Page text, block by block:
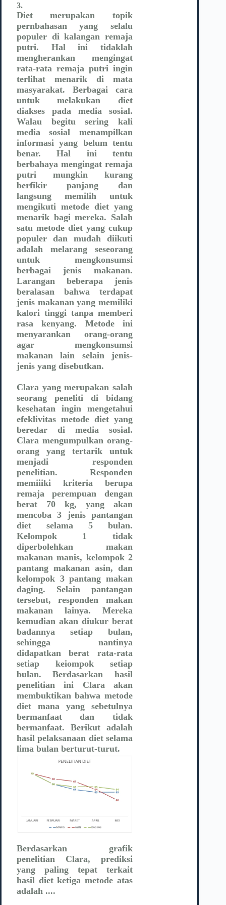
3.
Diet merupakan topik
pernbahasan yang selalu
populer di kalangan remaja
putri. Hal ini tidaklah
mengherankan mengingat
rata-rata remaja putri ingin
terlihat menarik di mata
masyarakat. Berbagai cara
untuk melakukan diet
diakses pada media sosial.
Walau begitu sering kali
media sosial menampilkan
informasi yang belum tentu
benar. Hal ini tentu
berbahaya mengingat remaja
putri mungkin kurang
berfikir panjang dan
langsung memilih untuk
mengikuti metode diet yang
menarik bagi mereka. Salah
satu metode diet yang cukup
populer dan mudah diikuti
adalah melarang seseorang
untuk mengkonsumsi
berbagai jenis makanan.
Larangan beberapa jenis
beralasan bahwa terdapat
jenis makanan yang memiliki
kalori tinggi tanpa memberi
rasa kenyang. Metode ini
menyarankan orang-orang
agar mengkonsumsi
makanan lain selain jenis-
jenis yang disebutkan.
Clara yang merupakan salah
seorang peneliti di bidang
kesehatan ingin mengetahui
efeklivitas metode diet yang
beredar di media sosial.
Clara mengumpulkan orang-
orang yang tertarik untuk
menjadi responden
penelitian. Responden
memiiiki kriteria berupa
remaja perempuan dengan
berat 70 kg, yang akan
mencoba 3 jenis pantangan
diet selama 5 bulan.
Kelompok 1 tidak
diperbolehkan makan
makanan manis, kelompok 2
pantang makanan asin, dan
kelompok 3 pantang makan
daging. Selain pantangan
tersebut, responden makan
makanan lainya. Mereka
kemudian akan diukur berat
badannya setiap bulan,
sehingga nantinya
didapatkan berat rata-rata
setiap keiompok setiap
bulan. Berdasarkan hasil
penelitian ini Clara akan
membuktikan bahwa metode
diet mana yang sebetulnya
bermanfaat dan tidak
bermanfaat. Berikut adalah
hasil pelaksanaan diet selama
lima bulan berturut-turut.
Berdasarkan grafik
penelitian Clara, prediksi
yang paling tepat terkait
hasil diet ketiga metode atas
adalah ....